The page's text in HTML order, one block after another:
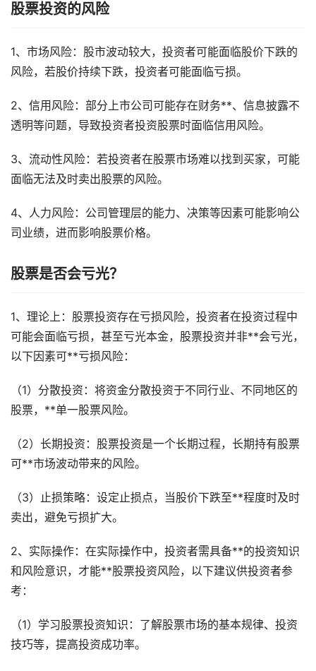
股票投资的风险
1、市场风险：股市波动较大，投资者可能面临股价下跌的
风险，若股价持续下跌，投资者可能面临亏损。
2、信用风险：部分上市公司可能存在财务**、信息披露不
透明等问题，导致投资者投资股票时面临信用风险。
3、流动性风险：若投资者在股票市场难以找到买家，可能
面临无法及时卖出股票的风险。
4、人力风险：公司管理层的能力、决策等因素可能影响公
司业绩，进而影响股票价格。
股票是否会亏光？
1、理论上：股票投资存在亏损风险，投资者在投资过程中
可能会面临亏损，甚至亏光本金，股票投资并非**会亏光，
以下因素可**亏损风险：
（1）分散投资：将资金分散投资于不同行业、不同地区的
股票，**单一股票风险。
（2）长期投资：股票投资是一个长期过程，长期持有股票
可**市场波动带来的风险。
（3）止损策略：设定止损点，当股价下跌至**程度时及时
卖出，避免亏损扩大。
2、实际操作：在实际操作中，投资者需具备**的投资知识
和风险意识，才能**股票投资风险，以下建议供投资者参
考：
（1）学习股票投资知识：了解股票市场的基本规律、投资
技巧等，提高投资成功率。